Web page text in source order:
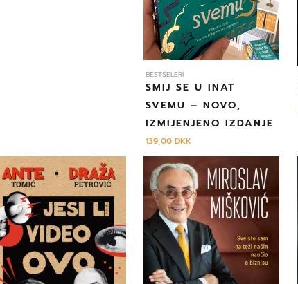
BESTSELERI
SMIJ SE U INAT
SVEMU – NOVO,
IZMIJENJENO IZDANJE
139,00DKK